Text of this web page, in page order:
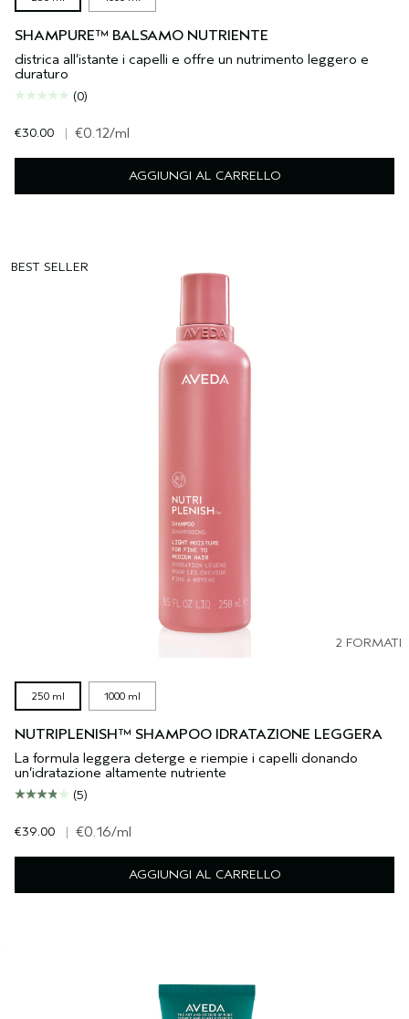
SHAMPURE™ BALSAMO NUTRIENTE
districa all’istante i capelli e offre un nutrimento leggero e
duraturo
(0)
€30.00 | €0.12/ml
AGGIUNGI AL CARRELLO
BEST SELLER
2 FORMATI
250 ml 1000 ml
NUTRIPLENISH™ SHAMPOO IDRATAZIONE LEGGERA
La formula leggera deterge e riempie i capelli donando
un’idratazione altamente nutriente
(5)
€39.00 | €0.16/ml
AGGIUNGI AL CARRELLO